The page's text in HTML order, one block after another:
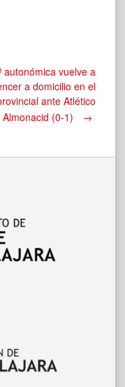
autonómica vuelve a
a domicilio en el
ante Atlético
Almonacid (0-1)
→